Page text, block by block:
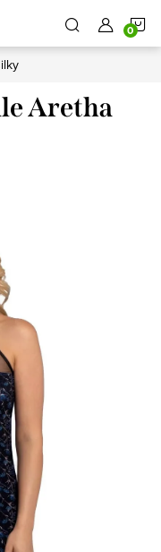
Aretha